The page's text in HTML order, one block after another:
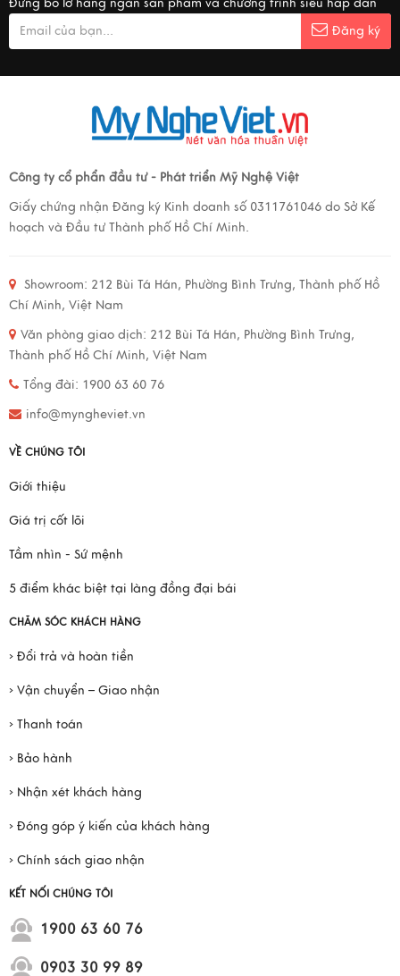
Đừng bỏ lỡ hàng ngàn sản phẩm và chương trình siêu hấp dẫn
Đăng ký
Công ty cổ phẩn đầu tư - Phát triển Mỹ Nghệ Việt
Giấy chứng nhận Đăng ký Kinh doanh số 0311761046 do Sở Kế
hoạch và Đầu tư Thành phố Hồ Chí Minh.
Showroom: 212 Bùi Tá Hán, Phường Bình Trưng, Thành phố Hồ
Chí Minh, Việt Nam
Văn phòng giao dịch: 212 Bùi Tá Hán, Phường Bình Trưng,
Thành phố Hồ Chí Minh, Việt Nam
Tổng đài: 1900 63 60 76
info@myngheviet.vn
VỀ CHÚNG TÔI
Giới thiệu
Giá trị cốt lõi
Tầm nhìn - Sứ mệnh
5 điểm khác biệt tại làng đồng đại bái
CHĂM SÓC KHÁCH HÀNG
› Đổi trả và hoàn tiền
› Vận chuyển – Giao nhận
› Thanh toán
› Bảo hành
› Nhận xét khách hàng
› Đóng góp ý kiến của khách hàng
› Chính sách giao nhận
KẾT NỐI CHÚNG TÔI
1900 63 60 76
0903 30 99 89